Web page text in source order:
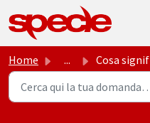
Salta al contenuto
Home ... Cosa significa che alcune